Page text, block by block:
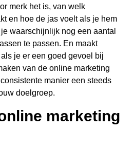
merk het is, van welk
en hoe de jas voelt als je hem
waarschijnlijk nog een aantal
te passen. En maakt
je er een goed gevoel bij
van de online marketing
manier een steeds
doelgroep.
marketing